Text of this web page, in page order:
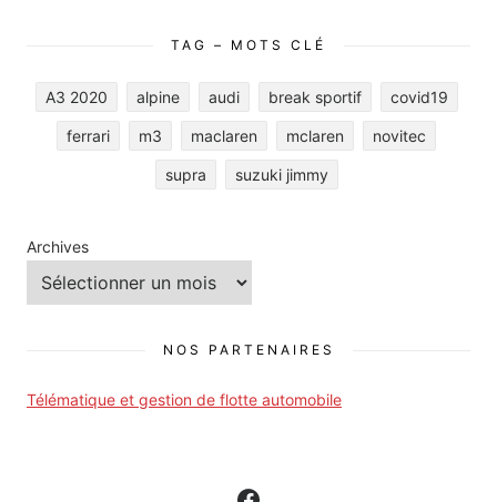
TAG – MOTS CLÉ
A3 2020 alpine audi break sportif covid19
ferrari m3 maclaren mclaren novitec
supra suzuki jimmy
Archives
NOS PARTENAIRES
Télématique et gestion de flotte automobile